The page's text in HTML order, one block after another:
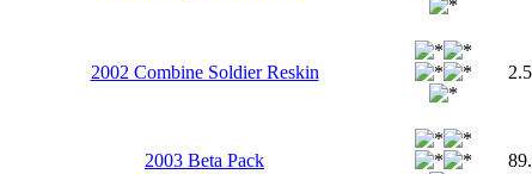
2002 Combine Soldier Reskin
2003 Beta Pack